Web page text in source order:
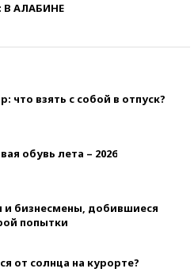
АЛАБИНЕ
что взять с собой в отпуск?
обувь лета – 2026
и бизнесмены, добившиеся
попытки
от солнца на курорте?